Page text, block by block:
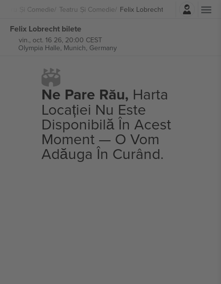
Și Comedie Teatru Și Comedie Felix Lobrecht
Autentificare
Felix Lobrecht bilete
vin., oct. 16 26, 20:00 CEST
Olympia Halle, Munich, Germany
Ne Pare Rău, Harta
Locației Nu Este
Disponibilă În Acest
Moment — O Vom
Adăuga În Curând.